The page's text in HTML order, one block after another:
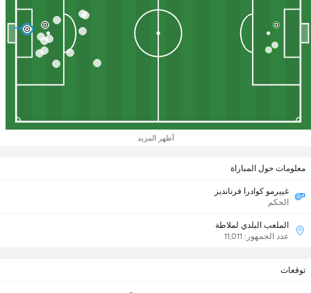
أظهر المزيد
معلومات حول المباراة
غييرمو كوادرا فرنانديز
الحكم
الملعب البلدي لملاطة
عدد الجمهور: 11,011
توقعات